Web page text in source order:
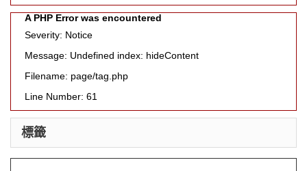
A PHP Error was encountered
Severity: Notice
Message: Undefined index: hideContent
Filename: page/tag.php
Line Number: 61
標籤